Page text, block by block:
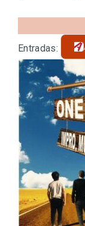
Entradas: